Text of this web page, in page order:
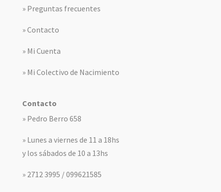
» Preguntas frecuentes
» Contacto
» Mi Cuenta
» Mi Colectivo de Nacimiento
Contacto
» Pedro Berro 658
» Lunes a viernes de 11 a 18hs
y los sábados de 10 a 13hs
» 2712 3995 / 099621585